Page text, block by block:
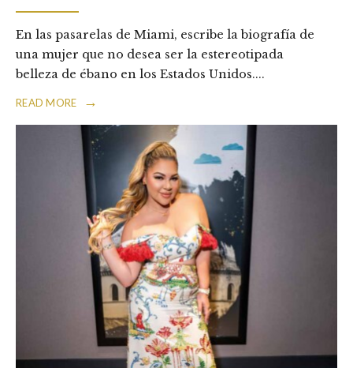
En las pasarelas de Miami, escribe la biografía de
una mujer que no desea ser la estereotipada
belleza de ébano en los Estados Unidos....
READ MORE →